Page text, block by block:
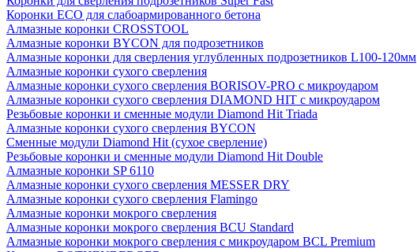
Коронки ECO для слабоармированного бетона
Алмазные коронки CROSSTOOL
Алмазные коронки BYCON для подрозетников
Алмазные коронки для сверления углубленных подрозетников L100-120мм
Алмазные коронки сухого сверления
Алмазные коронки сухого сверления BORISOV-PRO с микроударом
Алмазные коронки сухого сверления DIAMOND HIT с микроударом
Резьбовые коронки и сменные модули Diamond Hit Triada
Алмазные коронки сухого сверления BYCON
Сменные модули Diamond Hit (сухое сверление)
Резьбовые коронки и сменные модули Diamond Hit Double
Алмазные коронки SP 6110
Алмазные коронки сухого сверления MESSER DRY
Алмазные коронки сухого сверления Flamingo
Алмазные коронки мокрого сверления
Алмазные коронки мокрого сверления BCU Standard
Алмазные коронки мокрого сверления с микроударом BCL Premium